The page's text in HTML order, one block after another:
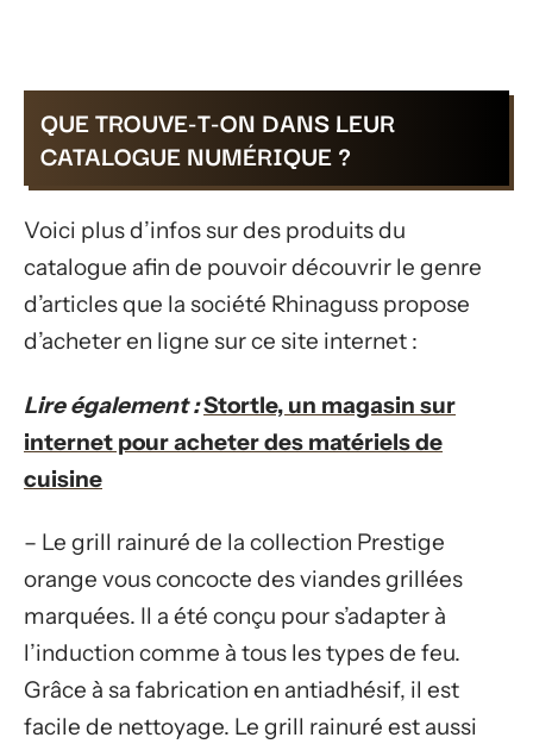
QUE TROUVE-T-ON DANS LEUR
CATALOGUE NUMÉRIQUE ?
Voici plus d’infos sur des produits du
catalogue afin de pouvoir découvrir le genre
d’articles que la société Rhinaguss propose
d’acheter en ligne sur ce site internet :
Lire également :Stortle, un magasin sur
internet pour acheter des matériels de
cuisine
– Le grill rainuré de la collection Prestige
orange vous concocte des viandes grillées
marquées. Il a été conçu pour s’adapter à
l’induction comme à tous les types de feu.
Grâce à sa fabrication en antiadhésif, il est
facile de nettoyage. Le grill rainuré est aussi